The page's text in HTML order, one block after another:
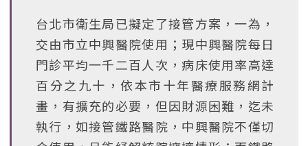
台北市衛生局已擬定了接管方案，一為，
交由市立中興醫院使用；現中興醫院每日
門診平均一千二百人次，病床使用率高達
百分之九十，依本市十年醫療服務網計
畫，有擴充的必要，但因財源困難，迄未
執行，如接管鐵路醫院，中興醫院不僅切